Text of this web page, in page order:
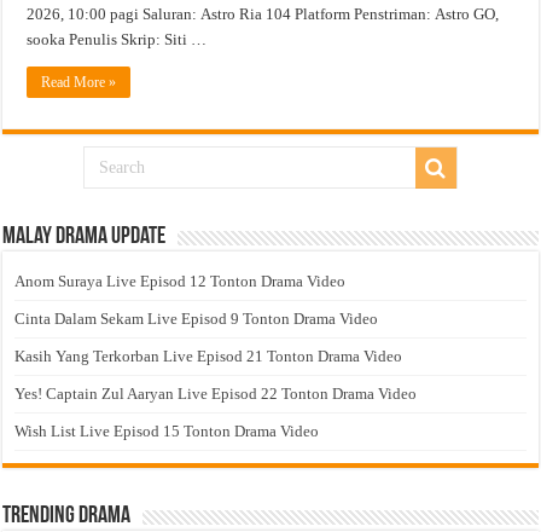
2026, 10:00 pagi Saluran: Astro Ria 104 Platform Penstriman: Astro GO,
sooka Penulis Skrip: Siti …
Read More »
Malay Drama Update
Anom Suraya Live Episod 12 Tonton Drama Video
Cinta Dalam Sekam Live Episod 9 Tonton Drama Video
Kasih Yang Terkorban Live Episod 21 Tonton Drama Video
Yes! Captain Zul Aaryan Live Episod 22 Tonton Drama Video
Wish List Live Episod 15 Tonton Drama Video
Trending Drama